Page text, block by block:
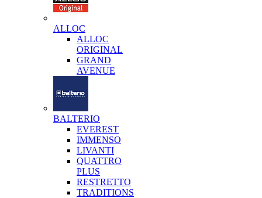
ALLOC
ALLOC
ORIGINAL
GRAND
AVENUE
BALTERIO
EVEREST
IMMENSO
LIVANTI
QUATTRO
PLUS
RESTRETTO
TRADITIONS